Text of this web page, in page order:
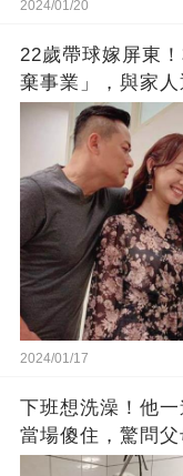
2024/01/20
22歲帶球嫁屏東
棄事業」，與家
思」：只有過一次
2024/01/17
下班想洗澡！他一
當場傻住，驚問
生的嗎？